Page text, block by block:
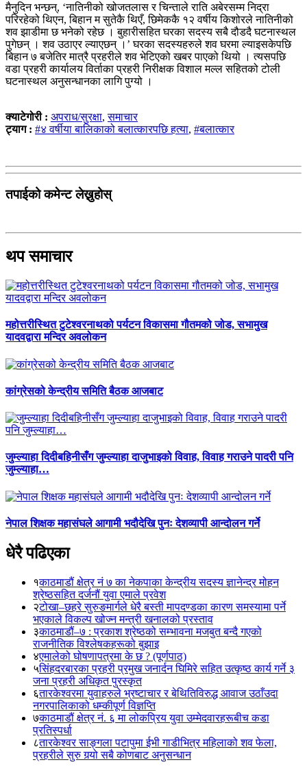
मैनुदिन भन्छन्, ‘नातिनीको खोजतलास र चिन्ताले राति अबेरसम्म निद्रा
परिरहेको थिएन, बिहान म सुतेकै थिएँ, छिमेककै १२ वर्षीय किशोरले नातिनीको
शव झाडीमा छ भनेको रहेछ । बुहारीसहित घरका सदस्य सबै दौडदै घटनास्थल
पुगेछन् । शव उठाएर ल्याएछन् ।’ घरका सदस्यहरुले शव घरमा ल्याइसकेपछि
बिहान ७ बजेतिर मात्रै प्रहरीले शव भेटिएको खबर पाएको थियो । त्यसपछि
वडा प्रहरी कार्यालय विर्ताका प्रहरी निरीक्षक विशाल मल्ल सहितको टोली
घटनास्थल अनुसन्धानका लागि पुग्यो ।
क्याटेगोरी : अपराध/सुरक्षा,समाचार
ट्याग : #४ वर्षीया बालिकाको बलात्कारपछि हत्या, #बलात्कार
तपाईको कमेन्ट लेख्नुहोस्
थप समाचार
महोत्तरीस्थित टुटेश्वरनाथको पर्यटन विकासमा गौतमको जोड, सभामुख
यादवद्वारा मन्दिर अवलोकन
कांग्रेसको केन्द्रीय समिति बैठक आजबाट
जुम्ल्याहा दिदीबहिनीसँग जुम्ल्याहा दाजुभाइको विवाह, विवाह गराउने पादरी पनि
जुम्ल्याहा…
नेपाल शिक्षक महासंघले आगामी भदौदेखि पुनः देशव्यापी आन्दोलन गर्ने
धेरै पढिएका
१काठमाडौं क्षेत्र नं ७ का नेकपाका केन्द्रीय सदस्य ज्ञानेन्द्र मोहन
श्रेष्ठसहित दर्जनौं युवा एमाले प्रवेश
२टोखा–छहरे सुरुङमार्गले धेरै बस्ती मापदण्डका कारण समस्यामा पर्ने
भएकाले विकल्प खोज्न मन्त्री खनालको प्रस्ताव
३काठमाडौं–७ : प्रकाश श्रेष्ठको सम्भावना मजबुत बन्दै गएको
राजनीतिक विश्लेषकहरूको बुझाइ
४एमालेको घोषणापत्रमा के छ ? (पूर्णपाठ)
५सिंहदरबारका प्रहरी प्रमुख जनार्दन घिमिरे सहित उत्कृष्ठ कार्य गर्ने ३
जना प्रहरी अधिकृत पुरस्कृत
६तारकेश्वरमा युवाहरुले भ्रष्टाचार र बेथितिविरुद्ध आवाज उठाँउदा
नगरपालिकाको धम्कीपूर्ण विज्ञप्ति
७काठमाडौं क्षेत्र नं. ६ मा लोकप्रिय युवा उम्मेदवारहरूबीच कडा
प्रतिस्पर्धा
८तारकेश्वर साङ्गला पटापुमा ईभी गाडीभित्र महिलाको शव फेला,
प्रहरीले सुरु गर्‍यो सबै कोणबाट अनुसन्धान